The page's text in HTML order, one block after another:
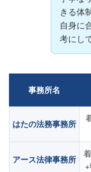
きる体
自身に
考にし
事務所名
はたの法務事務所
アース法律事務所